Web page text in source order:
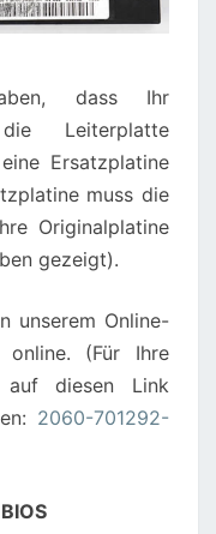
dass Ihr
Leiterplatte
Ersatzplatine
muss die
Originalplatine
gezeigt).
unserem Online-
(Für Ihre
auf diesen Link
2060-701292-